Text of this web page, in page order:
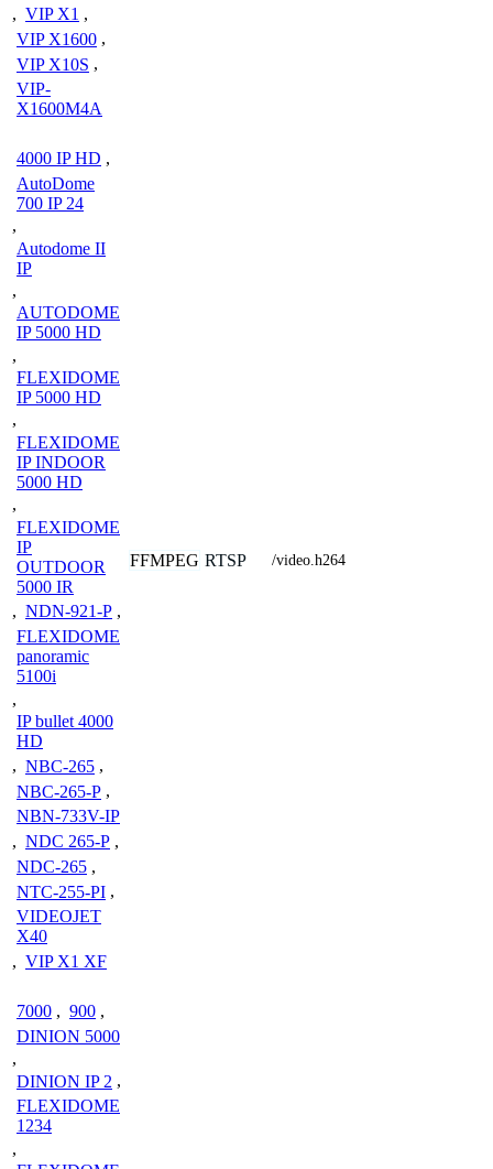
, VIP X1 ,
VIP X1600 ,
VIP X10S ,
VIP-
X1600M4A
4000 IP HD ,
AutoDome
700 IP 24
,
Autodome II
IP
,
AUTODOME
IP 5000 HD
,
FLEXIDOME
IP 5000 HD
,
FLEXIDOME
IP INDOOR
5000 HD
,
FLEXIDOME
IP
OUTDOOR
5000 IR
, NDN-921-P ,
FLEXIDOME
panoramic
5100i
,
IP bullet 4000
HD
, NBC-265 ,
NBC-265-P ,
NBN-733V-IP
, NDC 265-P ,
NDC-265 ,
NTC-255-PI ,
VIDEOJET
X40
, VIP X1 XF
FFMPEG RTSP /video.h264
7000 , 900 ,
DINION 5000
,
DINION IP 2 ,
FLEXIDOME
1234
,